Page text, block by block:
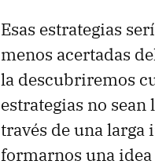
Esas estrategias
menos acertadas
la descubriremos
estrategias no
través de una larga
formarnos una